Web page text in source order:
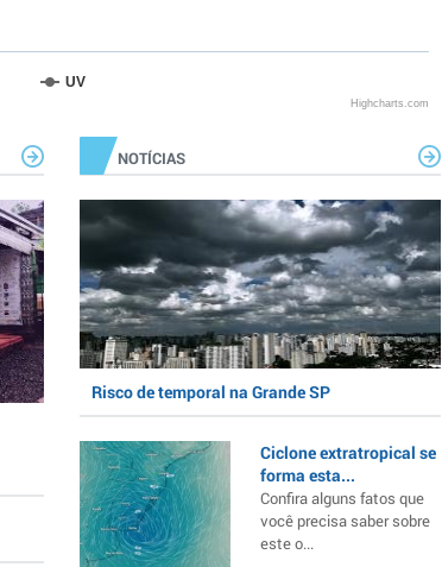
UV
Highcharts.com
NOTÍCIAS
Risco de temporal na Grande SP
Ciclone extratropical se
forma esta...
Confira alguns fatos que
você precisa saber sobre
este o...